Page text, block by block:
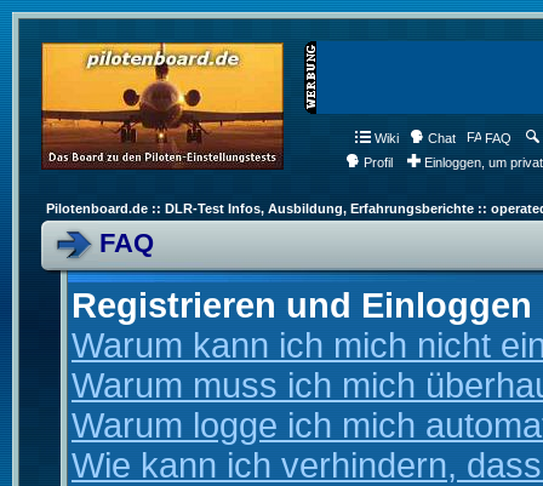
Wiki Chat FAQ
Profil
Einloggen, um
Pilotenboard.de :: DLR-Test Infos, Ausbildung, Erfahrungsberichte ::
FAQ
Registrieren und Einloggen
Warum kann ich mich nicht
Warum muss ich mich
Warum logge ich mich
Wie kann ich verhindern,